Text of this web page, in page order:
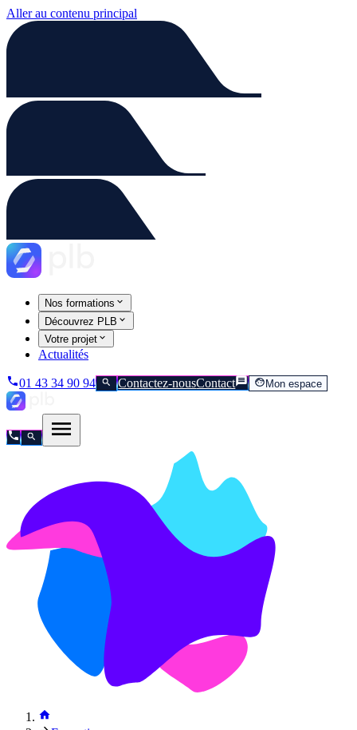
Aller au contenu principal
Nos formations
Découvrez PLB
Votre projet
Actualités
01 43 34 90 94 Contactez-nousContact Mon espace